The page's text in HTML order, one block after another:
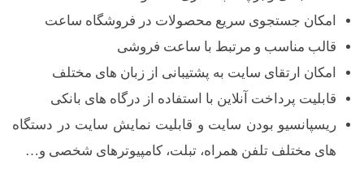
امکان جستجوی سریع محصولات در فروشگاه ساعت
قالب مناسب و مرتبط با ساعت فروشی
امکان ارتقای سایت به پشتیبانی از زبان های مختلف
قابلیت پرداخت آنلاین با استفاده از درگاه های بانکی
ریسپانسیو بودن سایت و قابلیت نمایش سایت در دستگاه
های مختلف تلفن همراه، تبلت، کامپیوترهای شخصی و…